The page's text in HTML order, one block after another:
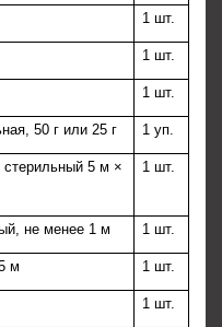
1 шт.
1 шт.
1 шт.
50 г или 25 г 1 уп.
стерильный 5 м ×
1 шт.
не менее 1 м 1 шт.
м 1 шт.
1 шт.